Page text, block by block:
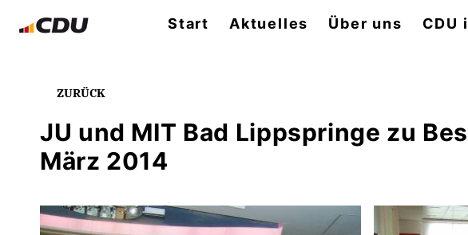
Start Aktuelles Über uns CDU
ZURÜCK
JU und MIT Bad Lippspringe zu
März 2014